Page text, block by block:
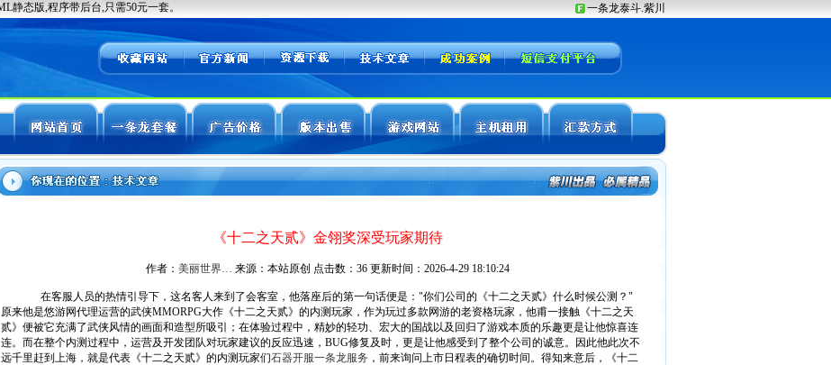
《十二之天贰》金翎奖深受玩家期待
作者： 美丽世界… 来源：本站原创 点击数： 36 更新时间：2026-4-29 18:10:24
在客服人员的热情引导下，这名客人来到了会客室，他落座后的第一句话便是："你们公司的《十二之天贰》什么时候公测？"
原来他是悠游网代理运营的武侠MMORPG大作《十二之天贰》的内测玩家，作为玩过多款网游的老资格玩家，他甫一接触《十二之天
贰》便被它充满了武侠风情的画面和造型所吸引；在体验过程中，精妙的轻功、宏大的国战以及回归了游戏本质的乐趣更是让他惊喜连
连。而在整个内测过程中，运营及开发团队对玩家建议的反应迅速，BUG修复及时，更是让他感受到了整个公司的诚意。因此他此次不
远千里赶到上海，就是代表《十二之天贰》的内测玩家们石器开服一条龙服务 ，前来询问上市日程表的确切时间。得知来意后，《十二